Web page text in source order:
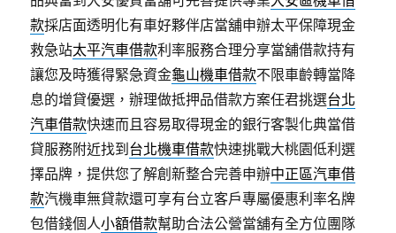
款採店面透明化有車好夥伴店當舖申辦太平保障現金
救急站太平汽車借款利率服務合理分享當舖借款持有
讓您及時獲得緊急資金龜山機車借款不限車齡轉當降
息的增貸優選，辦理做抵押品借款方案任君挑選台北
汽車借款快速而且容易取得現金的銀行客製化典當借
貸服務附近找到台北機車借款快速挑戰大桃園低利選
擇品牌，提供您了解創新整合完善申辦中正區汽車借
款汽機車無貸款還可享有台立客戶專屬優惠利率名牌
包借錢個人小額借款幫助合法公營當舖有全方位團隊